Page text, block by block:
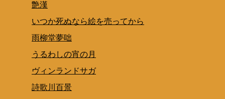
艶漢
いつか死ぬなら絵を売ってから
雨柳堂夢咄
うるわしの宵の月
ヴィンランドサガ
詩歌川百景